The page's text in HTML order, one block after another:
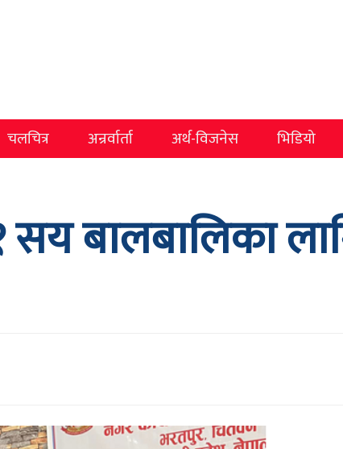
चलचित्र अन्रर्वार्ता अर्थ-विजनेस भिडियो
बालबालिका